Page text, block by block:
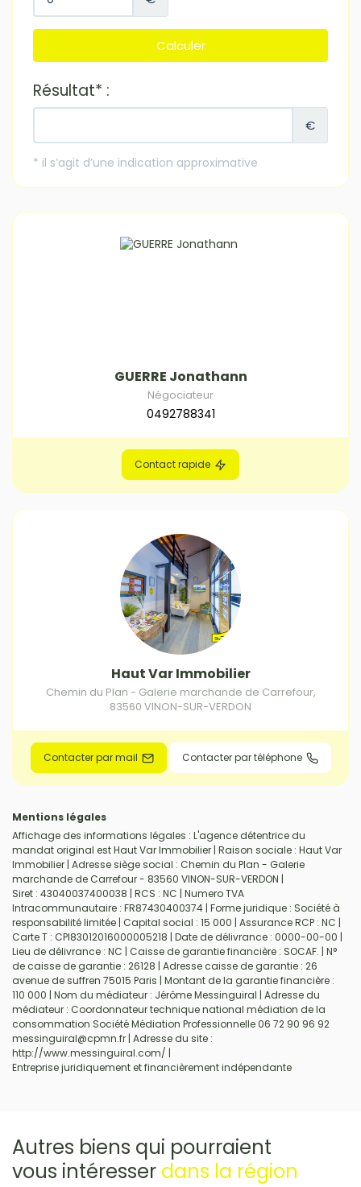
GUERRE Jonathann
Négociateur
0492788341
Contact rapide
Haut Var Immobilier
Chemin du Plan - Galerie marchande de Carrefour,
83560 VINON-SUR-VERDON
Contacter par mail Contacter par téléphone
Mentions légales
Affichage des informations légales : L'agence détentrice du
mandat original est Haut Var Immobilier | Raison sociale : Haut Var
Immobilier | Adresse siège social : Chemin du Plan - Galerie
marchande de Carrefour - 83560 VINON-SUR-VERDON |
Siret : 43040037400038 | RCS : NC | Numero TVA
Intracommunautaire : FR87430400374 | Forme juridique : Société à
responsabilité limitée | Capital social : 15 000 | Assurance RCP : NC |
Carte T : CPI83012016000005218 | Date de délivrance : 0000-00-00 |
Lieu de délivrance : NC | Caisse de garantie financière : SOCAF. | N°
de caisse de garantie : 26128 | Adresse caisse de garantie : 26
avenue de suffren 75015 Paris | Montant de la garantie financière :
110 000 | Nom du médiateur : Jérôme Messinguiral | Adresse du
médiateur : Coordonnateur technique national médiation de la
consommation Société Médiation Professionnelle 06 72 90 96 92
messinguiral@cpmn.fr | Adresse du site :
http://www.messinguiral.com/ |
Entreprise juridiquement et financièrement indépendante
Autres biens qui pourraient
vous intéresser dans la région